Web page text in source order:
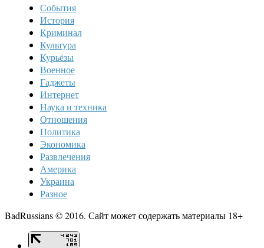
События
История
Криминал
Культура
Курьёзы
Военное
Гаджеты
Интернет
Наука и техника
Отношения
Политика
Экономика
Развлечения
Америка
Украина
Разное
BadRussians © 2016. Сайт может содержать материалы 18+